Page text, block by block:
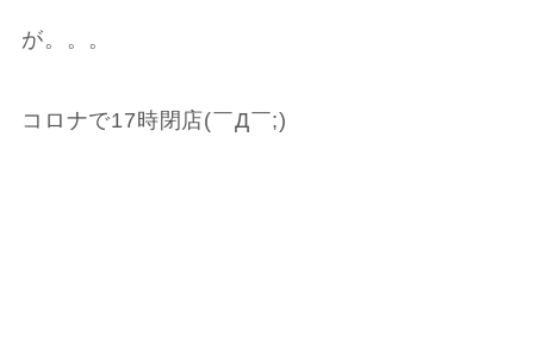
が。。。
コロナで17時閉店(￣Д￣;)